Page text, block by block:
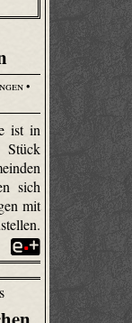
•
ist in
sich
mit